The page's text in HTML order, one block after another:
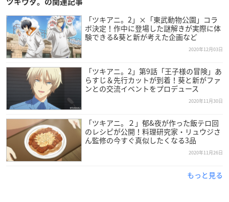
どちらもあるのが、彼らの『今』！
グラビ、プロセラのアイドルな日常をお届けします！
【スタッフ】
監督：西本由紀夫
シリーズ構成：高橋ナツコ
キャラクターデザイン：千葉道徳、横山愛
アニメーション制作：Children’s Playground Entertainment
原作・ストーリー原案：ふじわら（ムービック）
キャラクター原案：じく
【キャスト】
師走駆：梶裕貴
睦月始：鳥海浩輔
ツキウタ。の関連記事
「ツキアニ。2」×「東武動物公園」コラ
ボ決定！作中に登場した謎解きが実際に体
験できる&葵と新が考えた企画など
2020年12月03日
「ツキアニ。2」第9話「王子様の冒険」あ
らすじ＆先行カットが到着！葵と新がファ
ンとの交流イベントをプロデュース
2020年11月30日
「ツキアニ。２」郁&夜が作った飯テロ回
のレシピが公開！料理研究家・リュウジさ
ん監修の今すぐ真似したくなる3品
2020年11月26日
もっと見る